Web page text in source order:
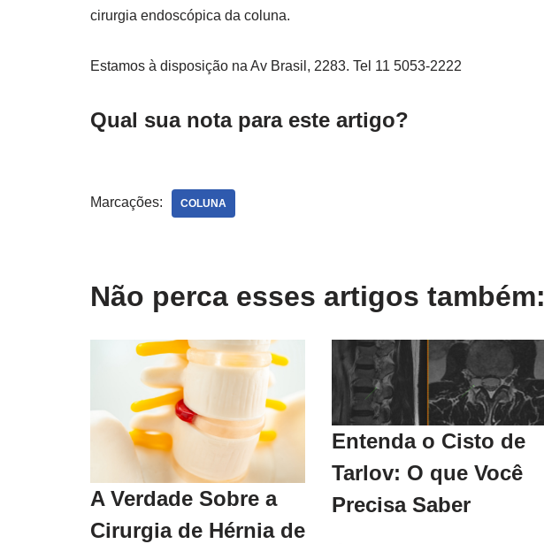
cirurgia endoscópica da coluna.
Estamos à disposição na Av Brasil, 2283. Tel 11 5053-2222
Qual sua nota para este artigo?
Marcações: COLUNA
Não perca esses artigos também:
A Verdade Sobre a
Cirurgia de Hérnia de
Entenda o Cisto de
Tarlov: O que Você
Precisa Saber